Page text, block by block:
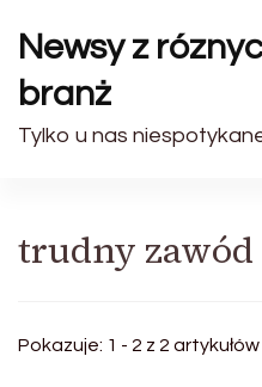
Newsy z
branż
Tylko u nas
trudny
Pokazuje: 1 - 2 z 2 artykułów